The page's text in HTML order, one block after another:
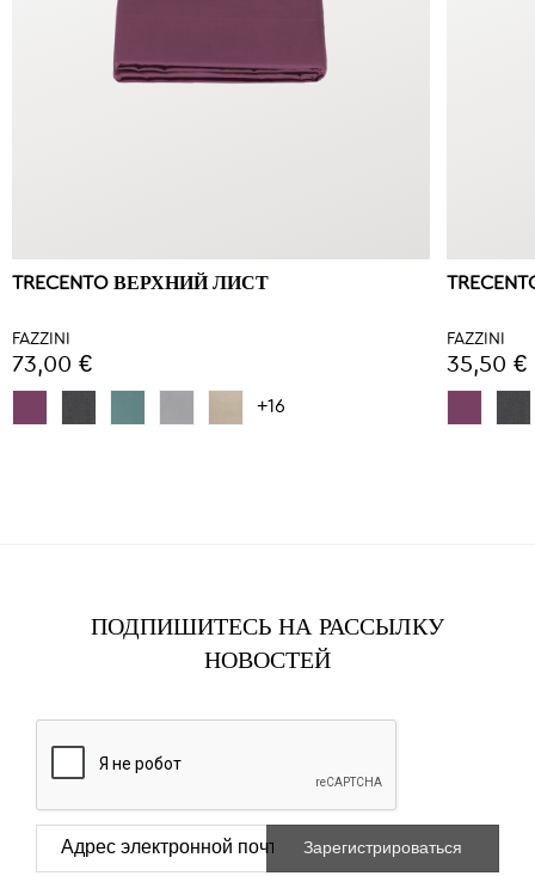
TRECENTO ВЕРХНИЙ ЛИСТ
FAZZINI
73,00 €
+16
FAZZINI
35,50 €
ПОДПИШИТЕСЬ НА РАССЫЛКУ
НОВОСТЕЙ